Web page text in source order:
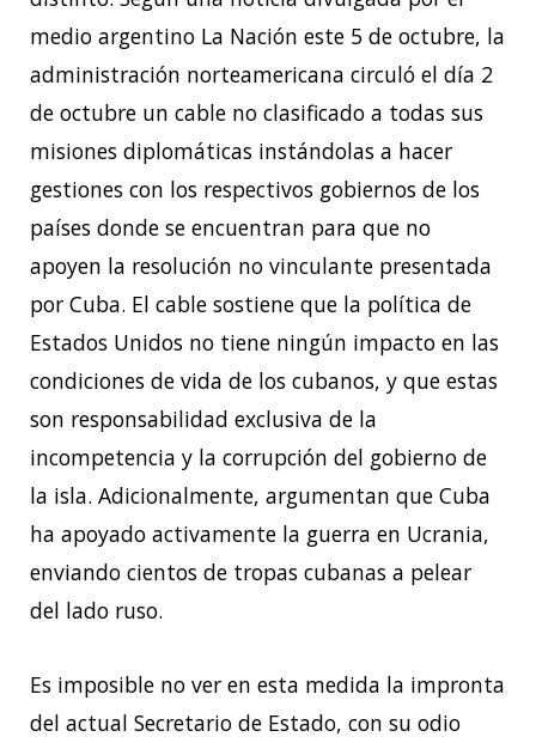
medio argentino La Nación este 5 de octubre, la
administración norteamericana circuló el día 2
de octubre un cable no clasificado a todas sus
misiones diplomáticas instándolas a hacer
gestiones con los respectivos gobiernos de los
países donde se encuentran para que no
apoyen la resolución no vinculante presentada
por Cuba. El cable sostiene que la política de
Estados Unidos no tiene ningún impacto en las
condiciones de vida de los cubanos, y que estas
son responsabilidad exclusiva de la
incompetencia y la corrupción del gobierno de
la isla. Adicionalmente, argumentan que Cuba
ha apoyado activamente la guerra en Ucrania,
enviando cientos de tropas cubanas a pelear
del lado ruso.
Es imposible no ver en esta medida la impronta
del actual Secretario de Estado, con su odio